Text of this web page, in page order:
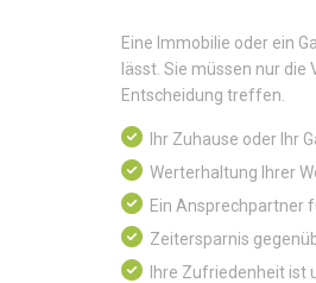
Eine Immobilie oder ein
lässt. Sie müssen nur
Entscheidung treffen.
Ihr Zuhause oder Ihr
Werterhaltung Ihrer
Ein Ansprechpartner
Zeitersparnis
Ihre Zufriedenheit ist